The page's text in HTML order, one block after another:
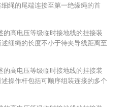
绳的尾端连接至第一绝缘绳的首
的高电压等级临时接地线的挂接装
细绳的长度不小于待夹导线距离至
的高电压等级临时接地线的挂接装
操作杆包括可顺序组装连接的多个